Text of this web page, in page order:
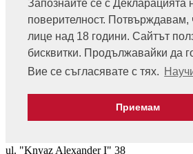
Запознайте се с Декларацията
поверителност. Потвърждавам,
лице над 18 години. Сайтът
бисквитки. Продължавайки да
Вие се съгласявате с тях.
Приемам
Aleksey Kozhuharov
Ticket Sales
+359 32 271 271
ul. "Knyaz Alexander I" 38